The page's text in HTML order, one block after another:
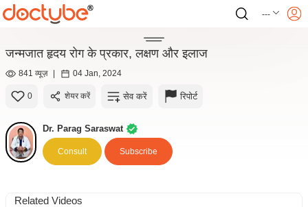
---
जन्मजात हृदय रोग के प्रकार, लक्षण और इलाज
841 व्यूज़ | 04 Jan, 2024
0 शेयर करें सेव करें रिपोर्ट
Dr. Parag Saraswat
Consult Subscribe
Related Videos